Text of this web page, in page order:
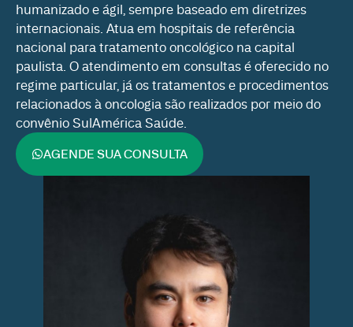
humanizado e ágil, sempre baseado em diretrizes
internacionais. Atua em hospitais de referência
nacional para tratamento oncológico na capital
paulista. O atendimento em consultas é oferecido no
regime particular, já os tratamentos e procedimentos
relacionados à oncologia são realizados por meio do
convênio SulAmérica Saúde.
AGENDE SUA CONSULTA